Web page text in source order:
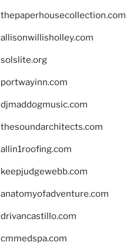
thepaperhousecollection.com
allisonwillisholley.com
solslite.org
portwayinn.com
djmaddogmusic.com
thesoundarchitects.com
allin1roofing.com
keepjudgewebb.com
anatomyofadventure.com
drivancastillo.com
cmmedspa.com